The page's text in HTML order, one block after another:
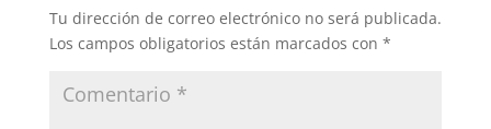
Tu dirección de correo electrónico no será publicada.
Los campos obligatorios están marcados con *